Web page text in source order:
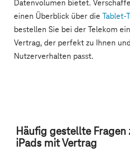
Häufig gestellte Fragen
iPads mit Vertrag